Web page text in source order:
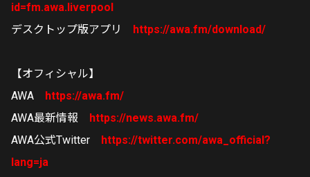
id=fm.awa.liverpool
デスクトップ版アプリ https://awa.fm/download/
【オフィシャル】
AWA https://awa.fm/
AWA最新情報 https://news.awa.fm/
AWA公式Twitter https://twitter.com/awa_official?
lang=ja